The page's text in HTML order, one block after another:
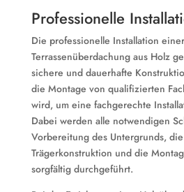
Professionelle
Die professionelle Installation einer
Terrassenüberdachung aus Holz
sichere und dauerhafte
die Montage von qualifizierten
wird, um eine fachgerechte
Dabei werden alle notwendigen
Vorbereitung des Untergrunds,
Trägerkonstruktion und die
sorgfältig durchgeführt.